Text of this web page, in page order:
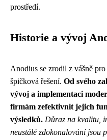
prostředí.
Historie a vývoj
Anodius se zrodil z vášně
špičková řešení. Od svého
vývoj a implementaci
firmám zefektivnit jejich
výsledků. Důraz na kvalitu,
neustálé zdokonalování jsou